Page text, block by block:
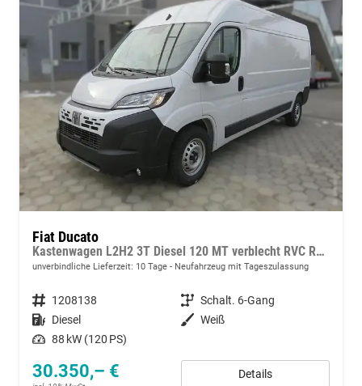
Fiat Ducato
Kastenwagen L2H2 3T Diesel 120 MT verblecht RVC Reserverad
unverbindliche Lieferzeit: 10 Tage Neufahrzeug mit Tageszulassung
Fahrzeugnummer 1208138 Getriebe Schalt. 6-Gang
Kraftstoff Diesel Außenfarbe Weiß
Leistung 88 kW (120 PS)
30.350,– € Details